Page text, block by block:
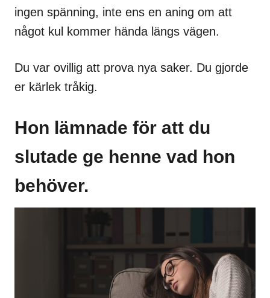
ingen spänning, inte ens en aning om att
något kul kommer hända längs vägen.
Du var ovillig att prova nya saker. Du gjorde
er kärlek tråkig.
Hon lämnade för att du
slutade ge henne vad hon
behöver.